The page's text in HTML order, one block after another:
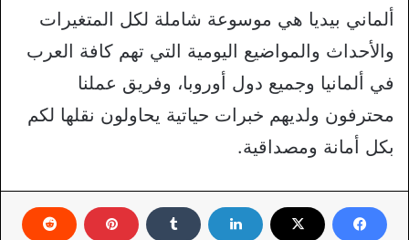
ألماني بيديا هي موسوعة شاملة لكل المتغيرات
والأحداث والمواضيع اليومية التي تهم كافة العرب
في ألمانيا وجميع دول أوروبا، وفريق عملنا
محترفون ولديهم خبرات حياتية يحاولون نقلها لكم
بكل أمانة ومصداقية.